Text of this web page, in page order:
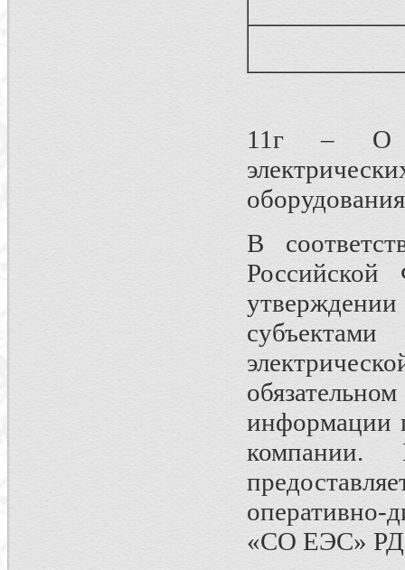
11г – О
В
информации
компании.
оперативно-
«СО ЕЭС» РДУ